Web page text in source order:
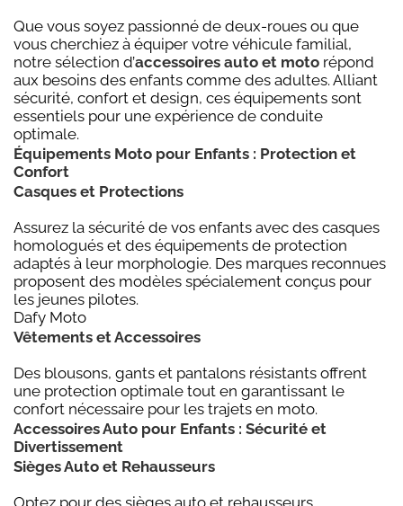
Que vous soyez passionné de deux-roues ou que
vous cherchiez à équiper votre véhicule familial,
notre sélection d’accessoires auto et moto répond
aux besoins des enfants comme des adultes. Alliant
sécurité, confort et design, ces équipements sont
essentiels pour une expérience de conduite
optimale.
Équipements Moto pour Enfants : Protection et
Confort
Casques et Protections
Assurez la sécurité de vos enfants avec des casques
homologués et des équipements de protection
adaptés à leur morphologie. Des marques reconnues
proposent des modèles spécialement conçus pour
les jeunes pilotes.
Dafy Moto
Vêtements et Accessoires
Des blousons, gants et pantalons résistants offrent
une protection optimale tout en garantissant le
confort nécessaire pour les trajets en moto.
Accessoires Auto pour Enfants : Sécurité et
Divertissement
Sièges Auto et Rehausseurs
Optez pour des sièges auto et rehausseurs